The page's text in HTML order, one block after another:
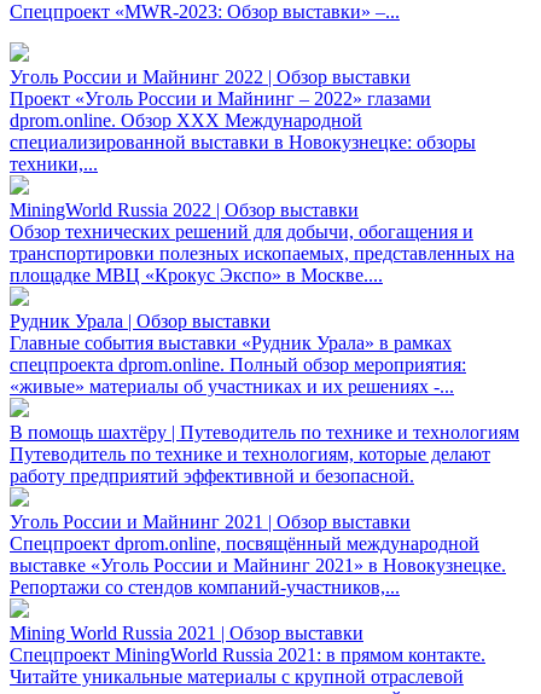
Спецпроект «MWR-2023: Обзор выставки» –...
Уголь России и Майнинг 2022 | Обзор выставки
Проект «Уголь России и Майнинг – 2022» глазами
dprom.online. Обзор XXX Международной
специализированной выставки в Новокузнецке: обзоры
техники,...
MiningWorld Russia 2022 | Обзор выставки
Обзор технических решений для добычи, обогащения и
транспортировки полезных ископаемых, представленных на
площадке МВЦ «Крокус Экспо» в Москве....
Рудник Урала | Обзор выставки
Главные события выставки «Рудник Урала» в рамках
спецпроекта dprom.online. Полный обзор мероприятия:
«живые» материалы об участниках и их решениях -...
В помощь шахтёру | Путеводитель по технике и технологиям
Путеводитель по технике и технологиям, которые делают
работу предприятий эффективной и безопасной.
Уголь России и Майнинг 2021 | Обзор выставки
Спецпроект dprom.online, посвящённый международной
выставке «Уголь России и Майнинг 2021» в Новокузнецке.
Репортажи со стендов компаний-участников,...
Mining World Russia 2021 | Обзор выставки
Спецпроект MiningWorld Russia 2021: в прямом контакте.
Читайте уникальные материалы с крупной отраслевой